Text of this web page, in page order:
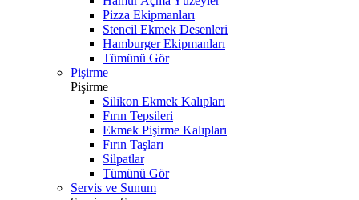
Pizza Ekipmanları
Stencil Ekmek Desenleri
Hamburger Ekipmanları
Tümünü Gör
Pişirme
Pişirme
Silikon Ekmek Kalıpları
Fırın Tepsileri
Ekmek Pişirme Kalıpları
Fırın Taşları
Silpatlar
Tümünü Gör
Servis ve Sunum